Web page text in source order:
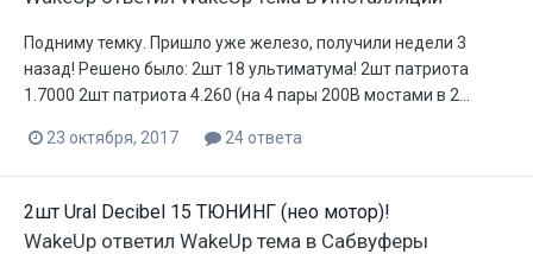
Подниму темку. Пришло уже железо, получили недели 3
назад! Решено было: 2шт 18 ультиматума! 2шт патриота
1.7000 2шт патриота 4.260 (на 4 пары 200B мостами в 2...
23 октября, 2017 24 ответа
2шт Ural Decibel 15 ТЮНИНГ (нео мотор)!
WakeUp ответил WakeUp тема в Сабвуферы